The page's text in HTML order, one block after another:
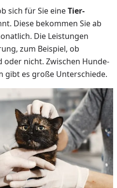
sich für Sie eineTier-
Diese bekommen Sie ab
Die Leistungen
zum Beispiel, ob
nicht. Zwischen Hunde-
gibt es große Unterschiede.